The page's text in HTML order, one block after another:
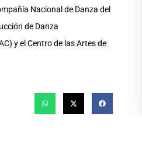
Nacional de Danza del
de Danza
y el Centro de las Artes de